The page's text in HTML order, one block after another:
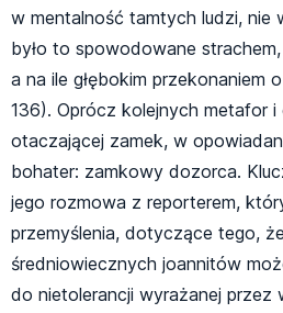
w mentalność tamtych ludzi, nie
było to spowodowane
a na ile głębokim przekonaniem
136). Oprócz kolejnych metafor
otaczającej zamek, w
bohater: zamkowy dozorca.
jego rozmowa z reporterem,
przemyślenia, dotyczące tego,
średniowiecznych joannitów
do nietolerancji wyrażanej przez